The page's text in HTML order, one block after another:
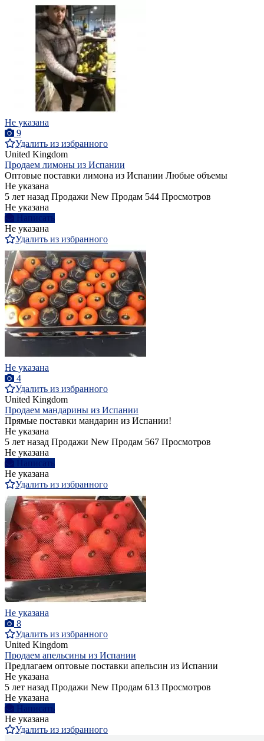
Не указана
9
Удалить из избранного
United Kingdom
Продаем лимоны из Испании
Оптовые поставки лимона из Испании Любые объемы
Не указана
5 лет назад Продажи New Продам 544 Просмотров
Не указана
Написать
Не указана
Удалить из избранного
Не указана
4
Удалить из избранного
United Kingdom
Продаем мандарины из Испании
Прямые поставки мандарин из Испании!
Не указана
5 лет назад Продажи New Продам 567 Просмотров
Не указана
Написать
Не указана
Удалить из избранного
Не указана
8
Удалить из избранного
United Kingdom
Продаем апельсины из Испании
Предлагаем оптовые поставки апельсин из Испании
Не указана
5 лет назад Продажи New Продам 613 Просмотров
Не указана
Написать
Не указана
Удалить из избранного